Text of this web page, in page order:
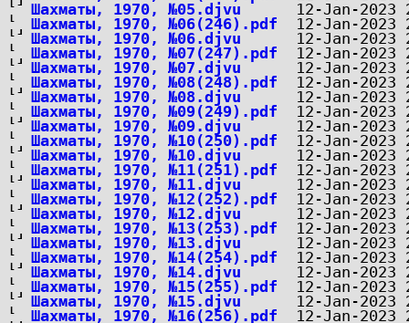
Шахматы, 1970, №05.djvu
Шахматы, 1970, №06(246).pdf
Шахматы, 1970, №06.djvu
Шахматы, 1970, №07(247).pdf
Шахматы, 1970, №07.djvu
Шахматы, 1970, №08(248).pdf
Шахматы, 1970, №08.djvu
Шахматы, 1970, №09(249).pdf
Шахматы, 1970, №09.djvu
Шахматы, 1970, №10(250).pdf
Шахматы, 1970, №10.djvu
Шахматы, 1970, №11(251).pdf
Шахматы, 1970, №11.djvu
Шахматы, 1970, №12(252).pdf
Шахматы, 1970, №12.djvu
Шахматы, 1970, №13(253).pdf
Шахматы, 1970, №13.djvu
Шахматы, 1970, №14(254).pdf
Шахматы, 1970, №14.djvu
Шахматы, 1970, №15(255).pdf
Шахматы, 1970, №15.djvu
Шахматы, 1970, №16(256).pdf